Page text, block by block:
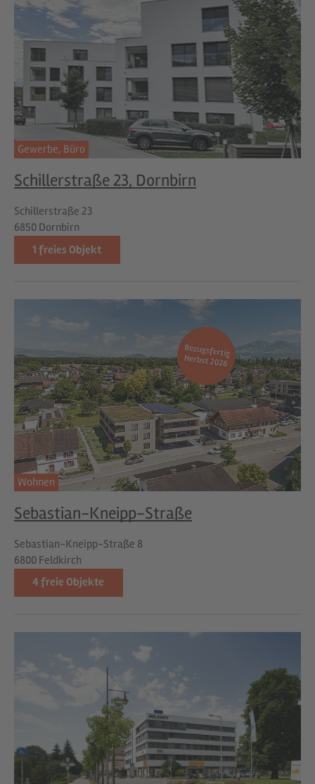
Gewerbe, Büro
Schillerstraße 23, Dornbirn
Schillerstraße 23
6850 Dornbirn
1freies Objekt
Wohnen
Sebastian-Kneipp-Straße
Sebastian-Kneipp-Straße 8
6800 Feldkirch
4freie Objekte